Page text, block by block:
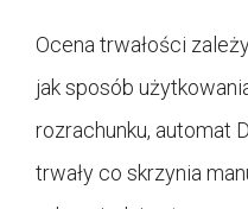
Ocena trwałości
jak sposób
rozrachunku, automat
trwały co skrzynia